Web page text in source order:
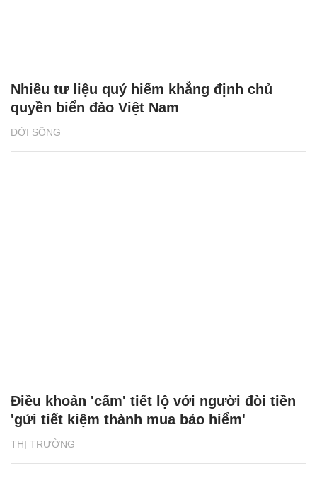
ĐỜI SỐNG
Nhiều tư liệu quý hiếm khẳng định chủ
quyền biển đảo Việt Nam
THỊ TRƯỜNG
Điều khoản 'cấm' tiết lộ với người đòi tiền
'gửi tiết kiệm thành mua bảo hiểm'